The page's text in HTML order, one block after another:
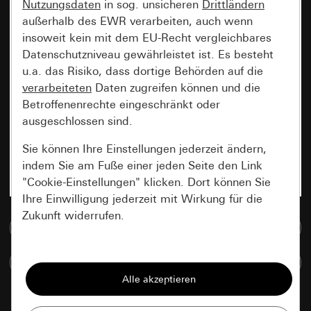
Artikel vergleichen
Nutzungsdaten in sog. unsicheren Drittländern
außerhalb des EWR verarbeiten, auch wenn
insoweit kein mit dem EU-Recht vergleichbares
Datenschutzniveau gewährleistet ist. Es besteht
u.a. das Risiko, dass dortige Behörden auf die
verarbeiteten Daten zugreifen können und die
Betroffenenrechte eingeschränkt oder
ausgeschlossen sind.
Sie können Ihre Einstellungen jederzeit ändern,
indem Sie am Fuße einer jeden Seite den Link
"Cookie-Einstellungen" klicken. Dort können Sie
Ihre Einwilligung jederzeit mit Wirkung für die
Zukunft widerrufen.
Alle Cookies, die wir benötigen um Ihnen die
Seite anzeigen zu können.